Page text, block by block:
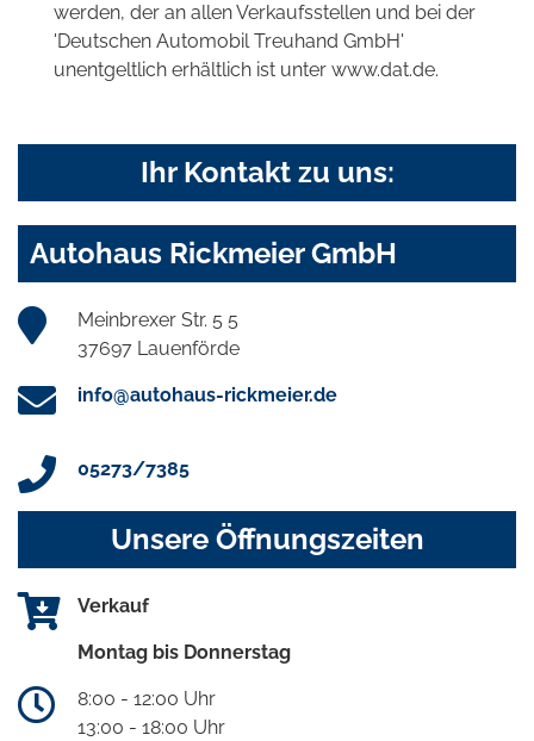
werden, der an allen Verkaufsstellen und bei der
'Deutschen Automobil Treuhand GmbH'
unentgeltlich erhältlich ist unter www.dat.de.
Ihr Kontakt zu uns:
Autohaus Rickmeier GmbH
Meinbrexer Str. 5 5
37697 Lauenförde
info@autohaus-rickmeier.de
05273/7385
Unsere Öffnungszeiten
Verkauf
Montag bis Donnerstag
8:00 - 12:00 Uhr
13:00 - 18:00 Uhr